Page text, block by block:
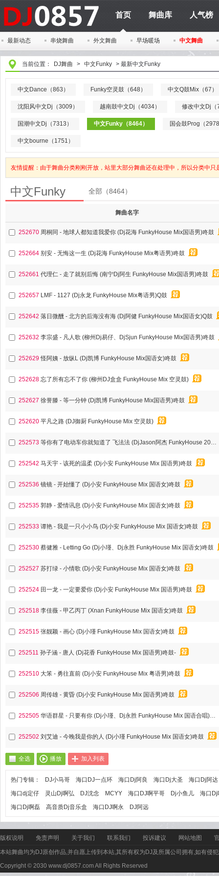
首页 舞曲库 人气榜
最新动态 串烧舞曲 外文舞曲 早场暖场 中文舞曲
当前位置： DJ舞曲 > 中文Funky > 最新中文Funky
中文Dance（863） Funky空灵鼓（648） 中文Q鼓Mix（67）
沈阳风中文Dj（3009） 越南鼓中文Dj（4034） 修改中文Dj（
国潮中文Dj（7313） 中文Funky（8464） 国会鼓Prog（
中文bourne（1751）
友情提醒：由于舞曲分类刚刚开放，站里大部分舞曲还在处理中，所以分类中只
中文Funky 全部（8464）
舞曲名字
252670 周桐同 - 地球人都知道我爱你 (Dj花海 FunkyHouse Mix国语男)咚鼓
252664 别安 - 无悔这一生 (Dj花海 FunkyHouse Mix粤语男)咚鼓
252661 代理仁 - 走了就别后悔 (南宁Dj阿生 FunkyHouse Mix国语男)咚鼓
252657 LMF - 1127 (Dj永龙 FunkyHouse Mix粤语男)Q鼓
252642 落日微醺 - 北方的后海没有海 (Dj阿健 FunkyHouse Mix国语女)Q鼓
252632 李宗盛 - 凡人歌 (柳州Dj易仔、DjSjun FunkyHouse Mix国语男)咚鼓
252629 怪阿姨 - 放纵L (Dj凯博 FunkyHouse Mix国语女)咚鼓
252628 忘了所有忘不了你 (柳州DJ盒盒 FunkyHouse Mix 空灵鼓)
252627 徐誉滕 - 等一分钟 (Dj凯博 FunkyHouse Mix国语男)咚鼓
252620 平凡之路 (DJ御厨 FunkyHouse Mix 空灵鼓)
252573 等你有了电动车你就知道了 飞法法 (DjJason阿杰 FunkyHouse 2026 ReMix Q鼓)
252542 马天宇 - 该死的温柔 (Dj小安 FunkyHouse Mix 国语男)咚鼓
252536 镜镜 - 开始懂了 (Dj小安 FunkyHouse Mix 国语女)咚鼓
252535 郭静 - 爱情讯息 (Dj小安 FunkyHouse Mix 国语女)咚鼓
252533 谭艳 - 我是一只小小鸟 (Dj小安 FunkyHouse Mix 国语女)咚鼓
252530 蔡健雅 - Letting Go (Dj小瑾、Dj永胜 FunkyHouse Mix 国语女)咚鼓
252527 苏打绿 - 小情歌 (Dj小安 FunkyHouse Mix 国语女)咚鼓
252524 田一龙 - 一定要爱你 (Dj小安 FunkyHouse Mix 国语男)咚鼓
252518 李佳薇 - 甲乙丙丁 (Xnan FunkyHouse Mix 国语女)咚鼓
252515 张靓颖 - 画心 (Dj小瑾 FunkyHouse Mix 国语女)咚鼓
252511 孙子涵 - 唐人 (Dj花香 FunkyHouse Mix 国语男)咚鼓-
252510 大笨 - 勇往直前 (Dj小安 FunkyHouse Mix 粤语男)咚鼓
252506 周传雄 - 黄昏 (Dj小安 FunkyHouse Mix 国语男)咚鼓
252505 华语群星 - 只要有你 (Dj小瑾、Dj永胜 FunkyHouse Mix 国语合唱)咚鼓
252502 刘艾迪 - 今晚我是你的人 (Dj小瑾 FunkyHouse Mix 国语女)咚鼓
全选 播放 加入列表
热门专辑： DJ小马哥 海口DJ一点环 海口Dj阿良 海口Dj大圣
海口Dj阿达
海口dj定仔
灵山Dj啊弘 DJ沈念 MCYY 海口DJ啊平哥 Dj小鱼儿
海口Dj
海口Dj啊磊
高音质Dj音乐盒 海口DJ啊永 DJ阿远
版权说明 免责声明 关于我们 联系我们 投诉建议 网站地图
本站舞曲均为DJ原创作品,并自愿上传到本站,其所有权为DJ及所属公司拥有,如有侵
Copyright © 2030 www.dj0857.com All Rights Reserved